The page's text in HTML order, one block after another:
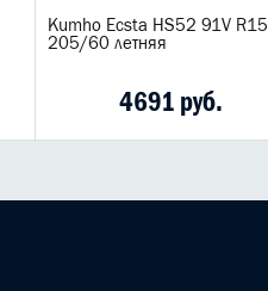
Kumho Ecsta HS52 91V R15
205/60 летняя
4691 руб.